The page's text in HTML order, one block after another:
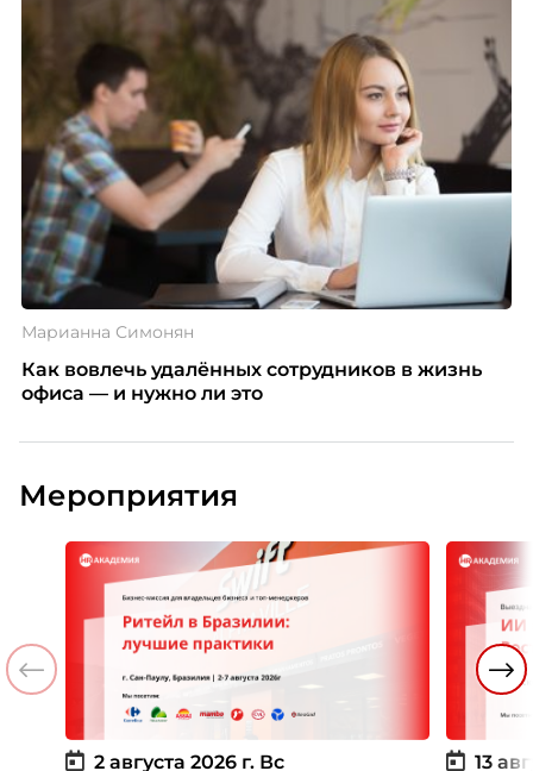
Марианна Симонян
Как вовлечь удалённых сотрудников в жизнь
офиса — и нужно ли это
Мероприятия
2 августа 2026 г. Вс 13